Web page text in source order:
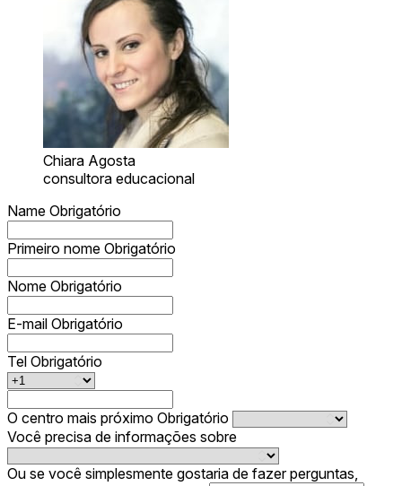
Chiara Agosta
consultora educacional
Name Obrigatório
Primeiro nome Obrigatório
Nome Obrigatório
E-mail Obrigatório
Tel Obrigatório
O centro mais próximo Obrigatório
Você precisa de informações sobre
Ou se você simplesmente gostaria de fazer perguntas,